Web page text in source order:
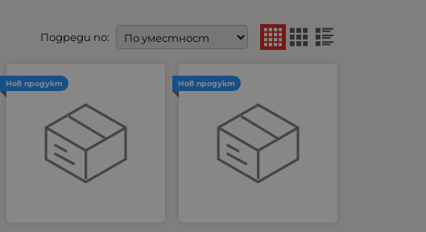
Подреди по:
Нов продукт Нов продукт